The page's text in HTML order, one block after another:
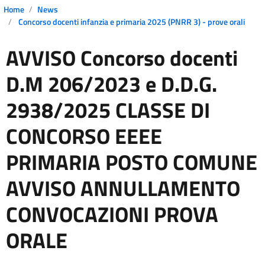
Home
News
Concorso docenti infanzia e primaria 2025 (PNRR 3) - prove orali
AVVISO Concorso docenti
D.M 206/2023 e D.D.G.
2938/2025 CLASSE DI
CONCORSO EEEE
PRIMARIA POSTO COMUNE
AVVISO ANNULLAMENTO
CONVOCAZIONI PROVA
ORALE